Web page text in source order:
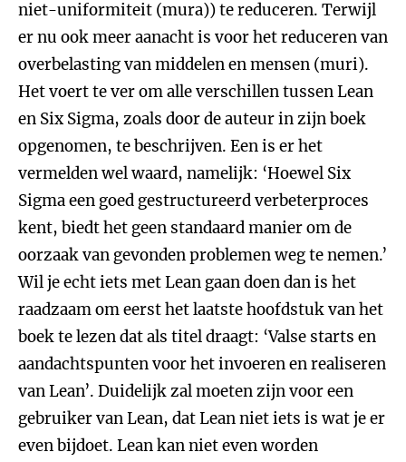
niet-uniformiteit (mura)) te reduceren. Terwijl
er nu ook meer aanacht is voor het reduceren van
overbelasting van middelen en mensen (muri).
Het voert te ver om alle verschillen tussen Lean
en Six Sigma, zoals door de auteur in zijn boek
opgenomen, te beschrijven. Een is er het
vermelden wel waard, namelijk: ‘Hoewel Six
Sigma een goed gestructureerd verbeterproces
kent, biedt het geen standaard manier om de
oorzaak van gevonden problemen weg te nemen.’
Wil je echt iets met Lean gaan doen dan is het
raadzaam om eerst het laatste hoofdstuk van het
boek te lezen dat als titel draagt: ‘Valse starts en
aandachtspunten voor het invoeren en realiseren
van Lean’. Duidelijk zal moeten zijn voor een
gebruiker van Lean, dat Lean niet iets is wat je er
even bijdoet. Lean kan niet even worden